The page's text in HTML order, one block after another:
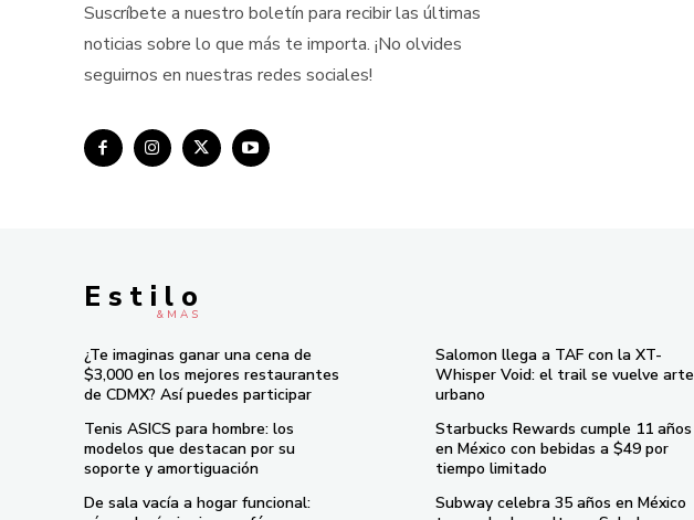
Suscríbete a nuestro boletín para recibir las últimas
noticias sobre lo que más te importa. ¡No olvides
seguirnos en nuestras redes sociales!
E s t i l o
& M À S
¿Te imaginas ganar una cena de
$3,000 en los mejores restaurantes
de CDMX? Así puedes participar
Tenis ASICS para hombre: los
modelos que destacan por su
soporte y amortiguación
De sala vacía a hogar funcional:
Salomon llega a TAF con la XT-
Whisper Void: el trail se vuelve arte
urbano
Starbucks Rewards cumple 11 años
en México con bebidas a $49 por
tiempo limitado
Subway celebra 35 años en México